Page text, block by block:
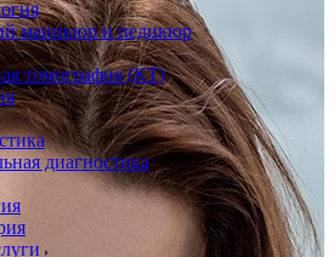
маникюр и педикюр
томография (КТ)
диагностика